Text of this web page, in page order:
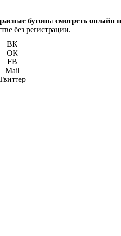
бутоны смотреть онлайн
без регистрации.
ВК
ОК
FB
Mail